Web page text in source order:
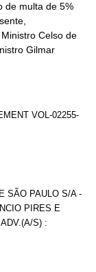
de multa de 5%
Celso de
Gilmar
VOL-02255-
SÃO PAULO S/A -
PIRES E
S) :